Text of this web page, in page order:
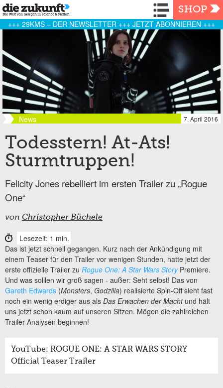
Navigation
SHOP
+++ 29KMS – DER NEWSLETTER +++ JETZT ABONNIEREN +++
News 7. April 2016
Todesstern! At-Ats!
Sturmtruppen!
Felicity Jones rebelliert im ersten Trailer zu „Rogue
One“
von Christopher Büchele
Lesezeit: 1 min.
Das ist jetzt schnell gegangen. Kurz nach der Ankündigung mit
einem Teaser für den Trailer vor wenigen Stunden, hatte jetzt der
erste offizielle Trailer zu Rogue One: A Star Wars Story Premiere.
Und was solllen wir groß sagen - außer: Seht selbst! Das von
Gareth Edwards (Monsters, Godzilla) realisierte Spin-Off sieht fast
noch ein wenig erdiger aus als Das Erwachen der Macht und hält
uns jetzt schon kaum auf unseren Sitzen. Mögen die zahlreichen
Trailer-Analysen beginnen!
YouTube: ROGUE ONE: A STAR WARS STORY
Official Teaser Trailer